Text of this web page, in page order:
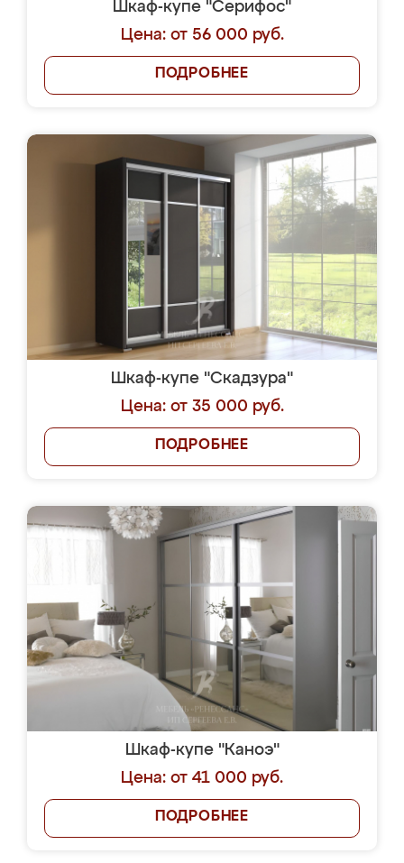
Шкаф-купе "Серифос"
Цена: от 56 000 руб.
ПОДРОБНЕЕ
Шкаф-купе "Скадзура"
Цена: от 35 000 руб.
ПОДРОБНЕЕ
Шкаф-купе "Каноэ"
Цена: от 41 000 руб.
ПОДРОБНЕЕ